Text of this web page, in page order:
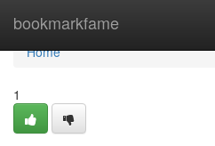
bookmarkfame
Home
Home
1